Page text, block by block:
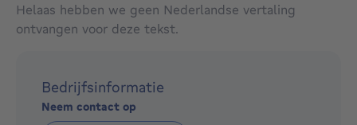
Helaas hebben we geen Nederlandse vertaling
ontvangen voor deze tekst.
Bedrijfsinformatie
Neem contact op